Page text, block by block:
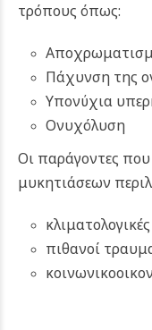
τρόπους όπως:
Πάχυνση της
Υπονύχια
Ονυχόλυση
Οι παράγοντες
μυκητιάσεων
πιθανοί